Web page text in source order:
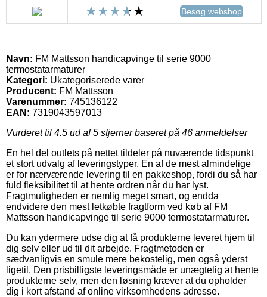
Besøg webshop
Navn: FM Mattsson handicapvinge til serie 9000
termostatarmaturer
Kategori: Ukategoriserede varer
Producent: FM Mattsson
Varenummer: 745136122
EAN: 7319043597013
Vurderet til 4.5 ud af 5 stjerner baseret på 46 anmeldelser
En hel del outlets på nettet tildeler på nuværende tidspunkt
et stort udvalg af leveringstyper. En af de mest almindelige
er for nærværende levering til en pakkeshop, fordi du så har
fuld fleksibilitet til at hente ordren når du har lyst.
Fragtmuligheden er nemlig meget smart, og endda
endvidere den mest letkøbte fragtform ved køb af FM
Mattsson handicapvinge til serie 9000 termostatarmaturer.
Du kan ydermere udse dig at få produkterne leveret hjem til
dig selv eller ud til dit arbejde. Fragtmetoden er
sædvanligvis en smule mere bekostelig, men også yderst
ligetil. Den prisbilligste leveringsmåde er unægtelig at hente
produkterne selv, men den løsning kræver at du opholder
dig i kort afstand af online virksomhedens adresse.